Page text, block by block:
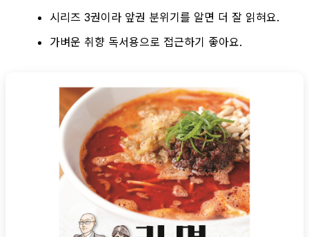
시리즈 3권이라 앞권 분위기를 알면 더 잘 읽혀요.
가벼운 취향 독서용으로 접근하기 좋아요.